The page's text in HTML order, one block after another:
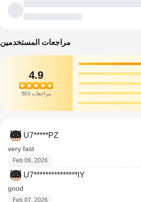
مراجعات المستخدمين
4.9
863 مراجعات
U7*****PZ
very fast
Feb 08, 2026
U7***************lY
good
Feb 07, 2026